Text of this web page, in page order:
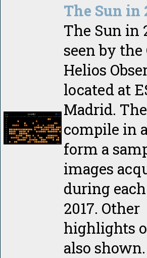
The Sun in
The Sun in
seen by the
Helios
located at
Madrid.
compile in
form a
images
during
2017. Other
highlights
also shown.